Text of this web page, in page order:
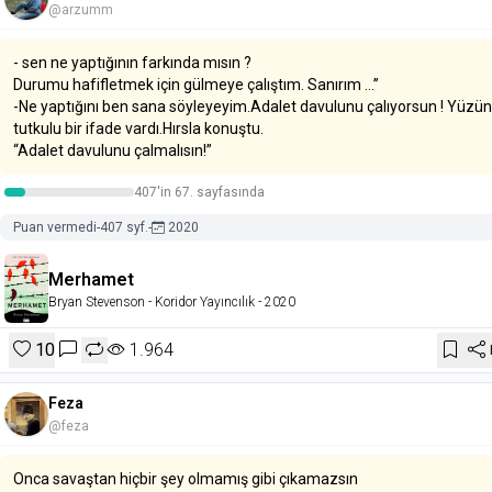
@arzumm
- sen ne yaptığının farkında mısın ?
Durumu hafifletmek için gülmeye çalıştım. Sanırım …”
-Ne yaptığını ben sana söyleyeyim.Adalet davulunu çalıyorsun !
tutkulu bir ifade vardı.Hırsla konuştu.
“Adalet davulunu çalmalısın!”
407'in 67. sayfasında
Puan vermedi-407 syf.- 2020
Merhamet
Bryan Stevenson - Koridor Yayıncılık - 2020
10 1.964
Feza
@feza
Onca savaştan hiçbir şey olmamış gibi çıkamazsın